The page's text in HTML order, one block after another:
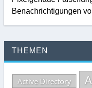
Benachrichtigungen
THEMEN
Active Directory